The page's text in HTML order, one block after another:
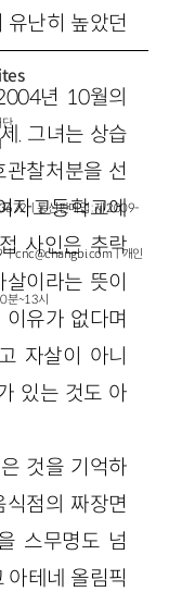
난히 높았던
년 10월의
. 그녀는 상습
찰처분을 선
자고등학교에
사인은 추락
이라는 뜻이
유가 없다며
자살이 아니
있는 것도 아
것을 기억하
점의 짜장면
스무명도 넘
아테네 올림픽
ㅣ통신판매업 : 제 2009-
ㅣcnc@changbi.comㅣ개인
분~13시